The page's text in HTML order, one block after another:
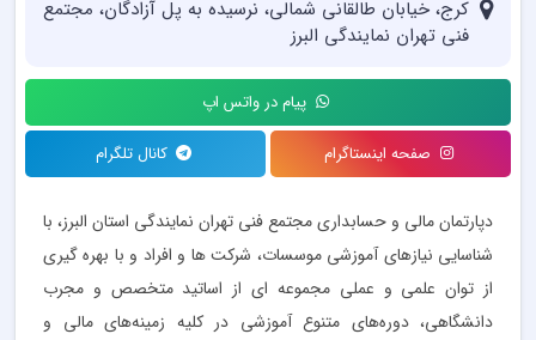
کرج، خیابان طالقانی شمالی، نرسیده به پل آزادگان، مجتمع
فنی تهران نمایندگی البرز
پیام در واتس اپ
صفحه اینستاگرام کانال تلگرام
دپارتمان مالی و حسابداری مجتمع فنی تهران نمایندگی استان البرز، با
شناسایی نیازهای آموزشی موسسات، شرکت ها و افراد و با بهره گیری
از توان علمی و عملی مجموعه ای از اساتید متخصص و مجرب
دانشگاهی، دوره‌های متنوع آموزشی در کلیه زمینه‌های مالی و